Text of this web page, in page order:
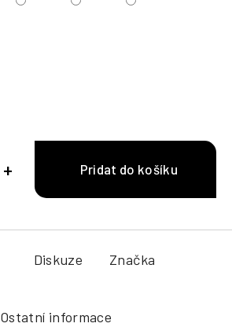
+
Diskuze Značka
Ostatní informace